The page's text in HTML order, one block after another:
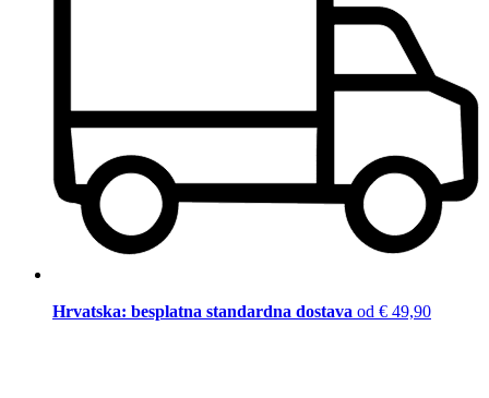
Hrvatska: besplatna standardna dostava od € 49,90